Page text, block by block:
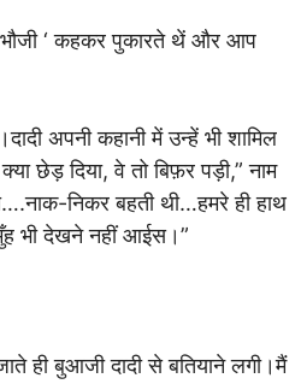
‘ कहकर पुकारते थें और आप
अपनी कहानी में उन्हें भी शामिल
छेड़ दिया, वे तो बिफ़र पड़ी,” नाम
निकर बहती थी…हमरे ही हाथ
भी देखने नहीं आईस।”
ही बुआजी दादी से बतियाने लगी।मैं